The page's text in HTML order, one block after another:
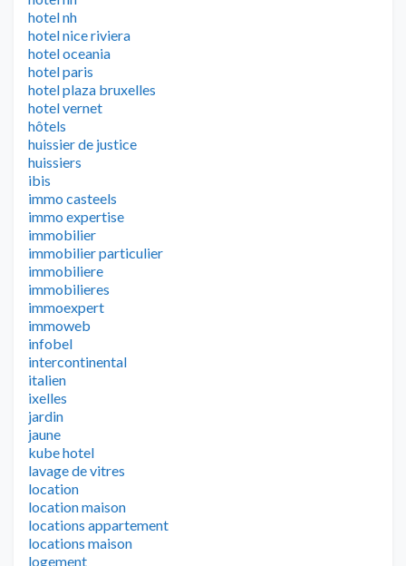
hotel nh
hotel nice riviera
hotel oceania
hotel paris
hotel plaza bruxelles
hotel vernet
hôtels
huissier de justice
huissiers
ibis
immo casteels
immo expertise
immobilier
immobilier particulier
immobiliere
immobilieres
immoexpert
immoweb
infobel
intercontinental
italien
ixelles
jardin
jaune
kube hotel
lavage de vitres
location
location maison
locations appartement
locations maison
logement